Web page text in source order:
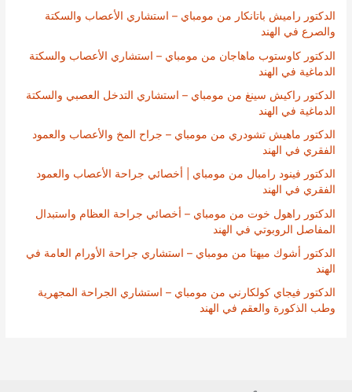
الدكتور راميش باتانكار من مومباي – استشاري الأعصاب والسكتة
والصرع في الهند
الدكتور كاوستوب ماهاجان من مومباي – استشاري الأعصاب والسكتة
الدماغية في الهند
الدكتور راكيش سينغ من مومباي – استشاري التدخل العصبي والسكتة
الدماغية في الهند
الدكتور ماهيش تشودري من مومباي – جراح المخ والأعصاب والعمود
الفقري في الهند
الدكتور فينود رامبال من مومباي | أخصائي جراحة الأعصاب والعمود
الفقري في الهند
الدكتور راهول خوت من مومباي – أخصائي جراحة العظام واستبدال
المفاصل الروبوتي في الهند
الدكتور أشوك ميهتا من مومباي – استشاري جراحة الأورام العامة في
الهند
الدكتور فيجاي كولكارني من مومباي – استشاري الجراحة المجهرية
وطب الذكورة والعقم في الهند